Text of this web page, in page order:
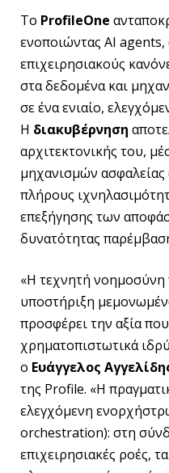
Το ProfileOne
ενοποιώντας AI agents,
επιχειρησιακούς
στα δεδομένα και
σε ένα ενιαίο,
Η διακυβέρνηση
αρχιτεκτονικής του,
μηχανισμών
πλήρους
επεξήγησης των
δυνατότητας
«Η τεχνητή νοημοσύνη
υποστήριξη
προσφέρει την αξία
χρηματοπιστωτικά
ο Ευάγγελος
της Profile. «Η
ελεγχόμενη
orchestration): στη
επιχειρησιακές ροές,